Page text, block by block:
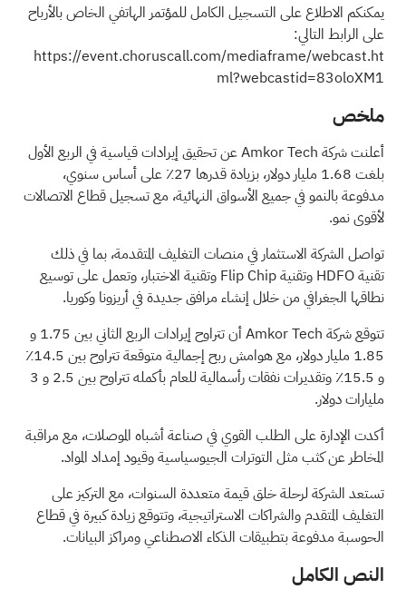
يمكنكم الاطلاع على التسجيل الكامل للمؤتمر الهاتفي الخاص بالأرباح
على الرابط التالي:
https://event.choruscall.com/mediaframe/webcast.ht
ml?webcastid=83oloXM1
ملخص
أعلنت شركة Amkor Tech عن تحقيق إيرادات قياسية في الربع الأول
بلغت 1.68 مليار دولار، بزيادة قدرها 27٪ على أساس سنوي،
مدفوعة بالنمو في جميع الأسواق النهائية، مع تسجيل قطاع الاتصالات
لأقوى نمو.
تواصل الشركة الاستثمار في منصات التغليف المتقدمة، بما في ذلك
تقنية HDFO وتقنية Flip Chip وتقنية الاختبار، وتعمل على توسيع
نطاقها الجغرافي من خلال إنشاء مرافق جديدة في أريزونا وكوريا.
تتوقع شركة Amkor Tech أن تتراوح إيرادات الربع الثاني بين 1.75 و
1.85 مليار دولار، مع هوامش ربح إجمالية متوقعة تتراوح بين 14.5٪
و 15.5٪ وتقديرات نفقات رأسمالية للعام بأكمله تتراوح بين 2.5 و 3
مليارات دولار.
أكدت الإدارة على الطلب القوي في صناعة أشباه الموصلات، مع مراقبة
المخاطر عن كثب مثل التوترات الجيوسياسية وقيود إمداد المواد.
تستعد الشركة لرحلة خلق قيمة متعددة السنوات، مع التركيز على
التغليف المتقدم والشراكات الاستراتيجية، وتتوقع زيادة كبيرة في قطاع
الحوسبة مدفوعة بتطبيقات الذكاء الاصطناعي ومراكز البيانات.
النص الكامل